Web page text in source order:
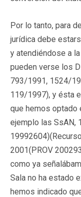
Por lo tanto, para
jurídica debe
y atendiéndose a
pueden verse los
793/1991, 1524/
119/1997), y ésta
que hemos optado
ejemplo las SsAN,
2001(PROV
como ya
Sala no ha estado
hemos indicado